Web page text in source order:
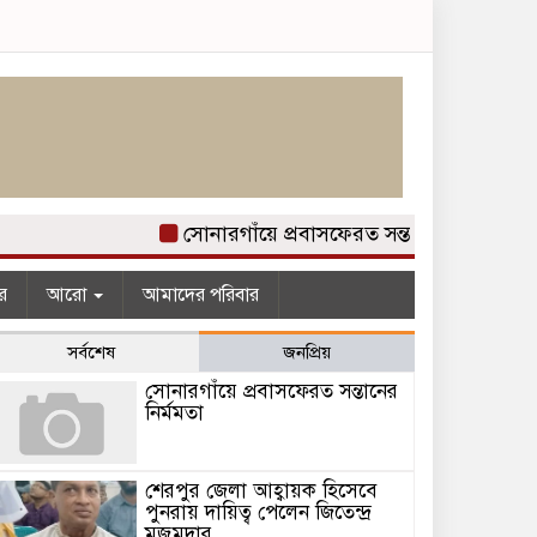
সোনারগাঁয়ে প্রবাসফেরত সন্তানের নির্মমতা
আরো আমাদের পরিবার
সর্বশেষ জনপ্রিয়
সোনারগাঁয়ে প্রবাসফেরত সন্তানের
নির্মমতা
শেরপুর জেলা আহ্বায়ক হিসেবে
পুনরায় দায়িত্ব পেলেন জিতেন্দ্র